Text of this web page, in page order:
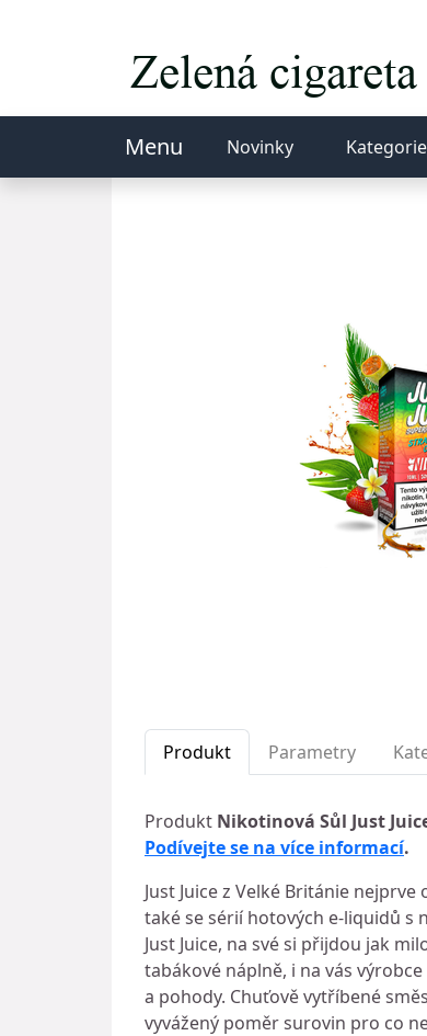
Menu Novinky Kategorie
Produkt Parametry
Produkt Nikotinová Sůl Just
Podívejte se na více informací.
Just Juice z Velké Británie
také se sérií hotových e-liquidů s
Just Juice, na své si přijdou jak
tabákové náplně, i na vás
a pohody. Chuťově vytříbené
vyvážený poměr surovin pro co